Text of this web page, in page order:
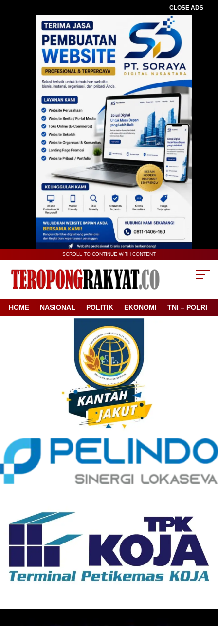
CLOSE ADS
SCROLL TO CONTINUE WITH CONTENT
HOME NASIONAL POLITIK EKONOMI TNI – POLRI